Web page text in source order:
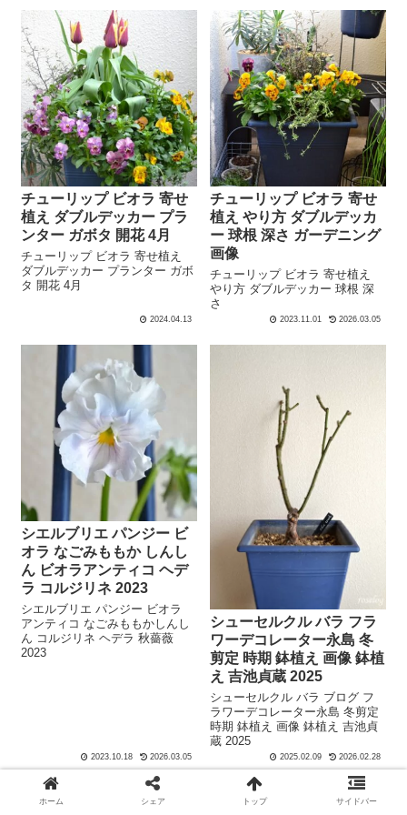
チューリップ ビオラ 寄せ
植え ダブルデッカー プラ
ンター ガボタ 開花 4月
チューリップ ビオラ 寄せ植え
ダブルデッカー プランター ガボ
タ 開花 4月
2024.04.13
チューリップ ビオラ 寄せ
植え やり方 ダブルデッカ
ー 球根 深さ ガーデニング
画像
チューリップ ビオラ 寄せ植え
やり方 ダブルデッカー 球根 深
さ
2023.11.01 2026.03.05
シエルブリエ パンジー ビ
オラ なごみももか しんし
ん ビオラアンティコ ヘデ
ラ コルジリネ 2023
シエルブリエ パンジー ビオラ
アンティコ なごみももかしんし
ん コルジリネ ヘデラ 秋薔薇
2023
2023.10.18 2026.03.05
シューセルクル バラ フラ
ワーデコレーター永島 冬
剪定 時期 鉢植え 画像 鉢植
え 吉池貞蔵 2025
シューセルクル バラ ブログ フ
ラワーデコレーター永島 冬剪定
時期 鉢植え 画像 鉢植え 吉池貞
蔵 2025
2025.02.09 2026.02.28
ホーム シェア トップ サイドバー